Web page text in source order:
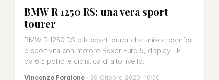
BMW R 1250 RS: una vera sport
tourer
BMW R 1250 RS e la sport tourer che unisce comfort
e sportivita con motore Boxer Euro 5, display TFT
da 6,5 pollici e ciclistica di alto livello.
Vincenzo Forgione · 30 Ottobre 2020, 16:00